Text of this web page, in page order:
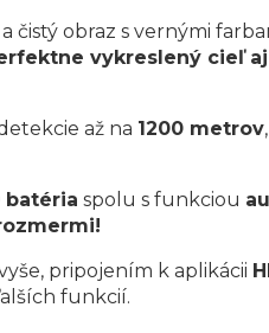
čistý obraz s vernými
vykreslený cieľ
až na 1200 metrov
batéria spolu s funkciou
pripojením k aplikácii
funkcií.